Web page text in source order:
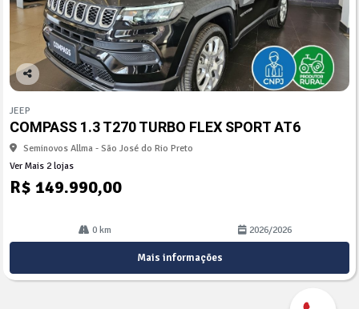
Co
arti
lhe
JEEP
COMPASS 1.3 T270 TURBO FLEX SPORT AT6
Seminovos Allma - São José do Rio Preto
Ver Mais 2 lojas
R$ 149.990,00
0 km 2026/2026
Mais informações